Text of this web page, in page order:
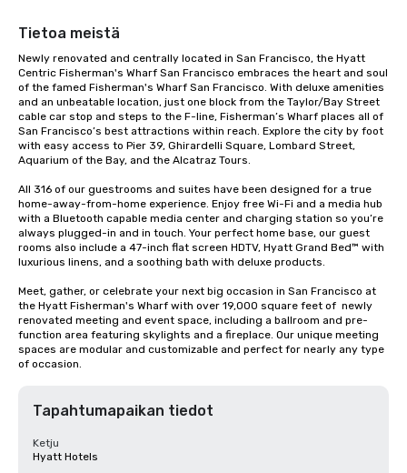
Tietoa meistä
Newly renovated and centrally located in San Francisco, the Hyatt
Centric Fisherman's Wharf San Francisco embraces the heart and soul
of the famed Fisherman's Wharf San Francisco. With deluxe amenities
and an unbeatable location, just one block from the Taylor/Bay Street
cable car stop and steps to the F-line, Fisherman’s Wharf places all of
San Francisco’s best attractions within reach. Explore the city by foot
with easy access to Pier 39, Ghirardelli Square, Lombard Street,
Aquarium of the Bay, and the Alcatraz Tours.
All 316 of our guestrooms and suites have been designed for a true
home-away-from-home experience. Enjoy free Wi-Fi and a media hub
with a Bluetooth capable media center and charging station so you’re
always plugged-in and in touch. Your perfect home base, our guest
rooms also include a 47-inch flat screen HDTV, Hyatt Grand Bed™ with
luxurious linens, and a soothing bath with deluxe products.
Meet, gather, or celebrate your next big occasion in San Francisco at
the Hyatt Fisherman's Wharf with over 19,000 square feet of  newly
renovated meeting and event space, including a ballroom and pre-
function area featuring skylights and a fireplace. Our unique meeting
spaces are modular and customizable and perfect for nearly any type
of occasion.
Tapahtumapaikan tiedot
Ketju
Hyatt Hotels